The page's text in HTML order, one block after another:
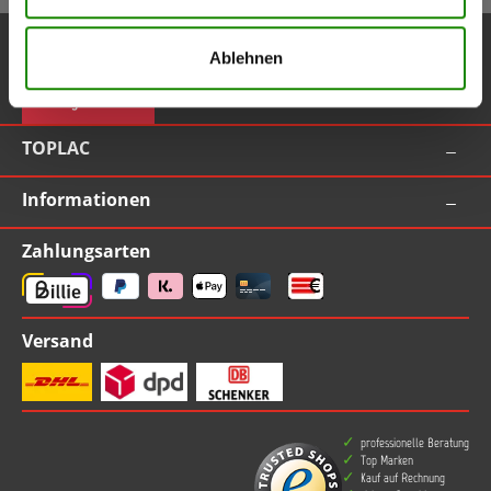
Ablehnen
Service-Hotline
TOPLAC
Informationen
Zahlungsarten
Versand
professionelle Beratung
Top Marken
Kauf auf Rechnung